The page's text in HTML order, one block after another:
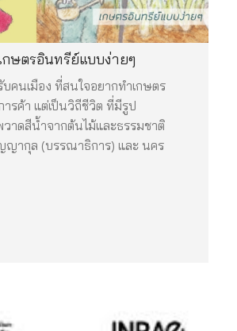
กษตรอินทรีย์แบบง่ายๆ
คนเมือง ที่สนใจอยากทำเกษตร
ารค้า แต่เป็นวิถีชีวิต ที่มีรูป
าดสีน้ำจากต้นไม้และธรรมชาติ
ญากุล (บรรณาธิการ) และ นคร